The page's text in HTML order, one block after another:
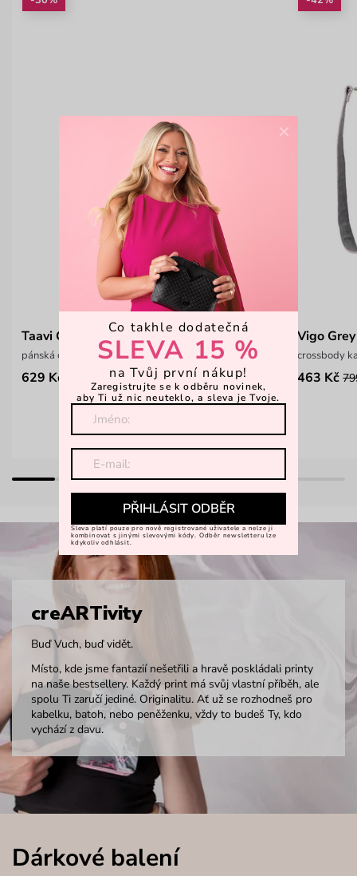
Taavi Grey
pánská crossbody taška
629 Kč
Vigo Grey
crossbody
463 Kč
creARTivity
Buď Vuch, buď vidět.
Místo, kde jsme fantazií nešetřili a hravě poskládali printy
na naše bestsellery. Každý print má svůj vlastní příběh, ale
spolu Ti zaručí jediné. Originalitu. Ať už se rozhodneš pro
kabelku, batoh, nebo peněženku, vždy to budeš Ty, kdo
vychází z davu.
Dárkové balení
×
Co takhle dodatečná
SLEVA 15 %
na Tvůj první nákup!
Zaregistrujte se k odběru novinek,
aby Ti už nic neuteklo, a sleva je Tvoje.
PŘIHLÁSIT ODBĚR
Sleva platí pouze pro nově registrované uživatele a nelze ji
kombinovat s jinými slevovými kódy. Odběr newsletteru lze
kdykoliv odhlásit.